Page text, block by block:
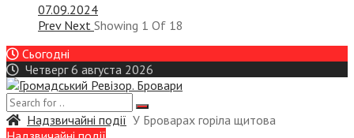
07.09.2024
Prev Next Showing 1 Of 18
Сьогодні
Четверг 6 августа 2026
Надзвичайні події У Броварах горіла щитова